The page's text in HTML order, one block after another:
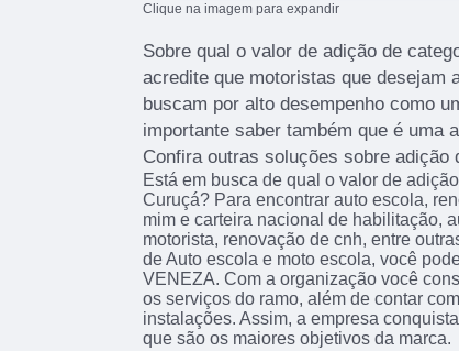
Clique na imagem para expandir
Sobre qual o valor de adição de
acredite que motoristas que desejam
buscam por alto desempenho como
importante saber também que é uma
Confira outras soluções sobre adição
Está em busca de qual o valor de
Curuçá? Para encontrar auto escola,
mim e carteira nacional de habilitação,
motorista, renovação de cnh, entre
de Auto escola e moto escola, você
VENEZA. Com a organização você
os serviços do ramo, além de contar
instalações. Assim, a empresa
que são os maiores objetivos da marca.